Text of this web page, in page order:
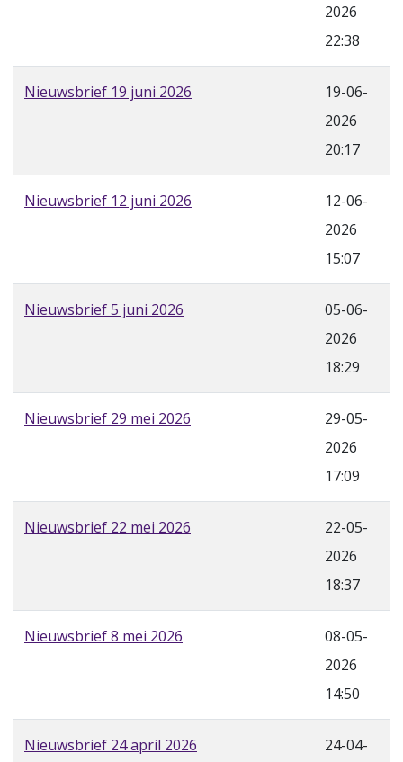
2026
22:38
Nieuwsbrief 19 juni 2026
19-06-
2026
20:17
Nieuwsbrief 12 juni 2026
12-06-
2026
15:07
Nieuwsbrief 5 juni 2026
05-06-
2026
18:29
Nieuwsbrief 29 mei 2026
29-05-
2026
17:09
Nieuwsbrief 22 mei 2026
22-05-
2026
18:37
Nieuwsbrief 8 mei 2026
08-05-
2026
14:50
Nieuwsbrief 24 april 2026
24-04-